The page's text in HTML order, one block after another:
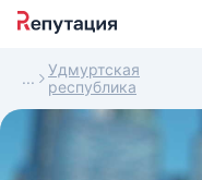
Удмуртская
республика